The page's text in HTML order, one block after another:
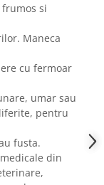
si
Maneca
cu fermoar
umar sau
pentru
fusta.
din